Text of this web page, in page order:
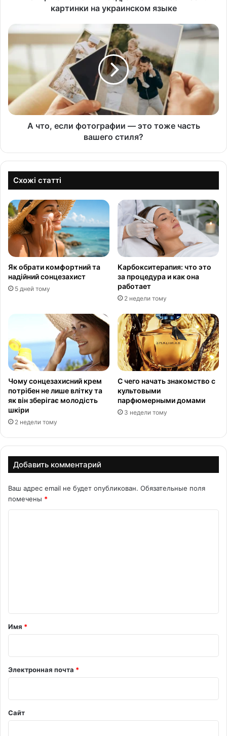
картинки на украинском языке
А что, если фотографии — это тоже часть
вашего стиля?
Схожі статті
Як обрати комфортний та
надійний сонцезахист
5 дней тому
Карбокситерапия: что это
за процедура и как она
работает
2 недели тому
Чому сонцезахисний крем
потрібен не лише влітку та
як він зберігає молодість
шкіри
2 недели тому
С чего начать знакомство с
культовыми
парфюмерными домами
3 недели тому
Добавить комментарий
Ваш адрес email не будет опубликован. Обязательные поля
помечены *
а
и
й
Имя *
Электронная почта *
Сайт